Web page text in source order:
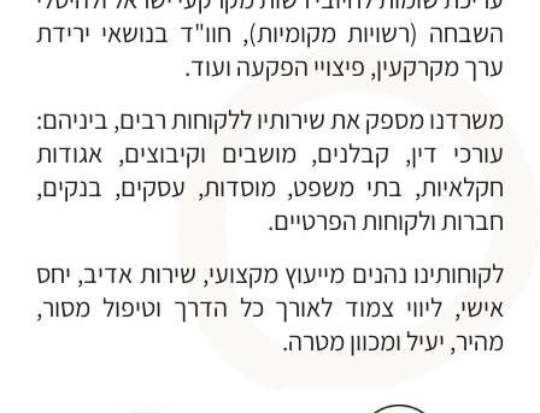
השבחה (רשויות מקומיות), חוו"ד בנושאי ירידת
ערך מקרקעין, פיצויי הפקעה ועוד.
משרדנו מספק את שירותיו ללקוחות רבים, ביניהם:
עורכי דין, קבלנים, מושבים וקיבוצים, אגודות
חקלאיות, בתי משפט, מוסדות, עסקים, בנקים,
חברות ולקוחות הפרטיים.
לקוחותינו נהנים מייעוץ מקצועי, שירות אדיב, יחס
אישי, ליווי צמוד לאורך כל הדרך וטיפול מסור,
מהיר, יעיל ומכוון מטרה.